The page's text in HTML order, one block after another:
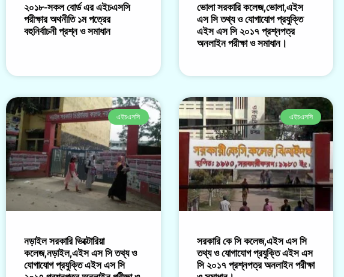
২০১৮-সকল বোর্ড এর এইচএসসি
পরীক্ষার অথনীতি ১ম পত্রের
বহুনির্বাচনী প্রশ্ন ও সমাধান
ভোলা সরকারি কলেজ,ভোলা,এইস
এস সি তথ্য ও যোগাযোগ প্রযুক্তি
এইস এস সি ২০১৭ প্রশ্নপত্র
অনলাইন পরীক্ষা ও সমাধান।
এইচএসসি
নড়াইল সরকারি ভিক্টোরিয়া
কলেজ,নড়াইল,এইস এস সি তথ্য ও
যোগাযোগ প্রযুক্তি এইস এস সি
এইচএসসি
সরকারি কে সি কলেজ,এইস এস সি
তথ্য ও যোগাযোগ প্রযুক্তি এইস এস
সি ২০১৭ প্রশ্নপত্র অনলাইন পরীক্ষা